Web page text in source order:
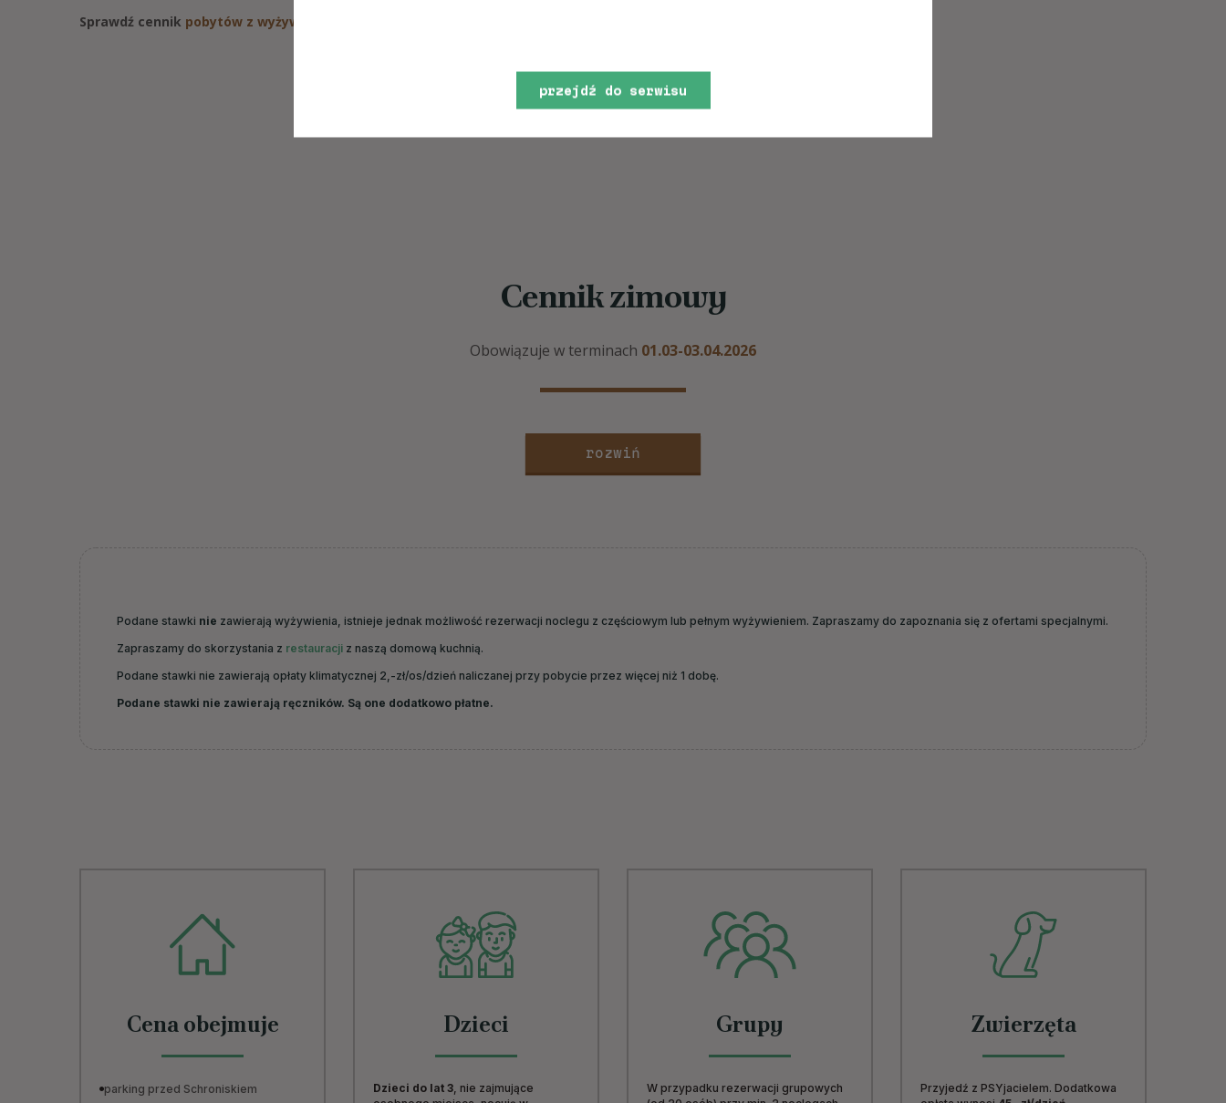
Sprawdź cennik pobytów z wyżywieniem
zwiń
Cennik zimowy
Obowiązuje w terminach 01.03-03.04.2026
rozwiń
Podane stawki nie zawierają wyżywienia, istnieje jednak możliwość rezerwacji noclegu z częściowym lub pełnym wyżywieniem. Zapraszamy do zapoznania się z ofertami specjalnymi.
Zapraszamy do skorzystania z restauracji z naszą domową kuchnią.
Podane stawki nie zawierają opłaty klimatycznej 2,-zł/os/dzień naliczanej przy pobycie przez więcej niż 1 dobę.
Podane stawki nie zawierają ręczników. Są one dodatkowo płatne.
Cena obejmuje
parking przed Schroniskiem
Dzieci
Dzieci do lat 3, nie zajmujące
Grupy
W przypadku rezerwacji grupowych
Zwierzęta
Przyjedź z PSYjacielem. Dodatkowa
przejdź do serwisu